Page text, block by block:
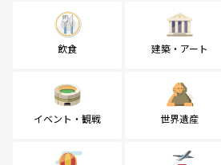
飲食 建築・アート
イベント・観戦 世界遺産